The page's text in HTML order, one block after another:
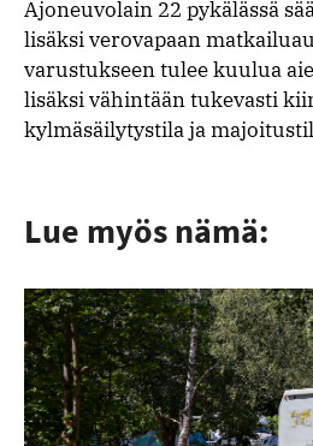
Ajoneuvolain 22 pykälässä
lisäksi verovapaan
varustukseen tulee kuulua
lisäksi vähintään tukevasti
kylmäsäilytystila ja
Lue myös nämä: